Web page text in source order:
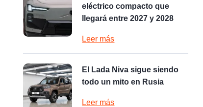
eléctrico compacto que
llegará entre 2027 y 2028
Leer más
El Lada Niva sigue siendo
todo un mito en Rusia
Leer más